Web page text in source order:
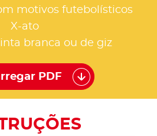
motivos futebolísticos
X-ato
branca ou de giz
PDF